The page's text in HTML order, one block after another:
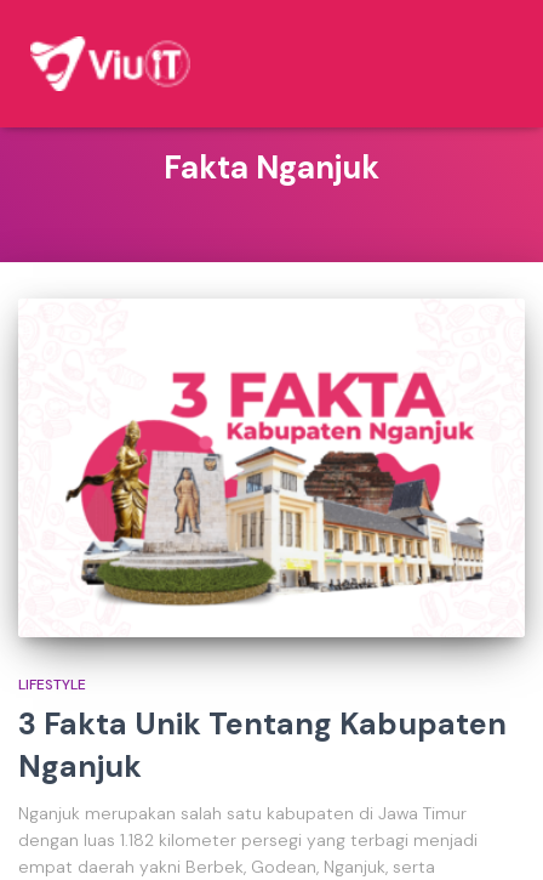
Fakta Nganjuk
LIFESTYLE
3 Fakta Unik Tentang Kabupaten
Nganjuk
Nganjuk merupakan salah satu kabupaten di Jawa Timur
dengan luas 1.182 kilometer persegi yang terbagi menjadi
empat daerah yakni Berbek, Godean, Nganjuk, serta